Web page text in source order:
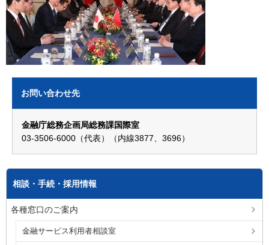
お問い合わせ先
金融庁総務企画局総務課国際室
03-3506-6000（代表）（内線3877、3696）
相談・手続・採用情報
各種窓口のご案内
金融サービス利用者相談室